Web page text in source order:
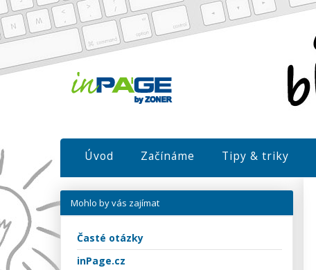
Úvod Začínáme Tipy & triky
Mohlo by vás zajímat
Časté otázky
inPage.cz